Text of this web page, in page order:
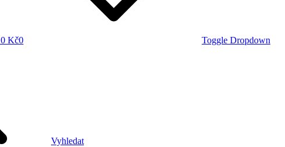
0 Kč0
Toggle Dropdown
Vyhledat